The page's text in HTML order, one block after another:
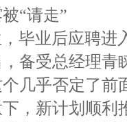
“请走”
业后应聘进
备受总经理
几乎否定了
，新计划顺